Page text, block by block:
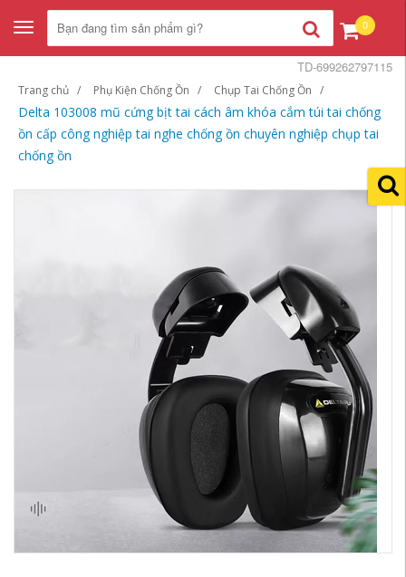
Toggle
navigation
0
Trang chủ Phụ Kiện Chống Ồn Chụp Tai Chống Ồn
Delta 103008 mũ cứng bịt tai cách âm khóa cắm túi tai chống
ồn cấp công nghiệp tai nghe chống ồn chuyên nghiệp chụp tai
chống ồn
TD-699262797115